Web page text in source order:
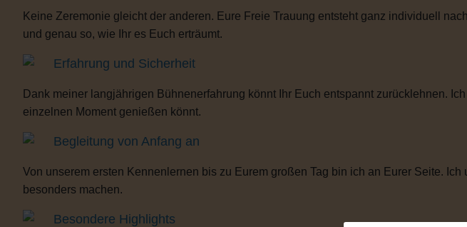
Keine Zeremonie gleicht der anderen. Eure Freie Trauung entsteht ganz individuell
und genau so, wie Ihr es Euch erträumt.
Erfahrung und Sicherheit
Dank meiner langjährigen Bühnenerfahrung könnt Ihr Euch entspannt zurücklehnen.
einzelnen Moment genießen könnt.
Begleitung von Anfang an
Von unserem ersten Kennenlernen bis zu Eurem großen Tag bin ich an Eurer Seite.
besonders machen.
Besondere Highlights